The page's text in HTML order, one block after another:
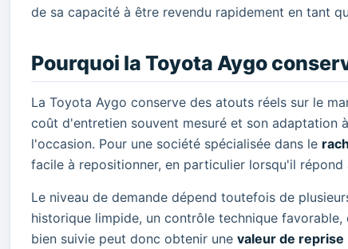
de sa capacité à être revendu rapidement en tant
Pourquoi la Toyota Aygo
La Toyota Aygo conserve des atouts réels sur le
coût d'entretien souvent mesuré et son adaptation
l'occasion. Pour une société spécialisée dans le
facile à repositionner, en particulier lorsqu'il
Le niveau de demande dépend toutefois de
historique limpide, un contrôle technique
bien suivie peut donc obtenir une valeur de reprise